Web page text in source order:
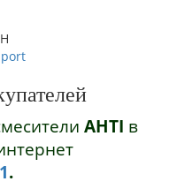
AHTI в
.